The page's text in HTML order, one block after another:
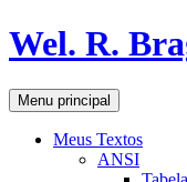
Pular
para
conteúdo
Wel. R.
Pesquisar
Menu principal
Meus Textos
ANSI